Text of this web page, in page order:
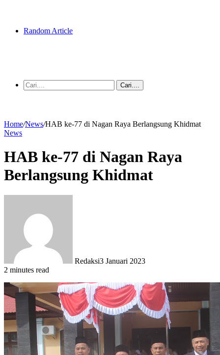
Random Article
Cari....
Home/News/HAB ke-77 di Nagan Raya Berlangsung Khidmat
News
HAB ke-77 di Nagan Raya
Berlangsung Khidmat
Redaksi3 Januari 2023
2 minutes read